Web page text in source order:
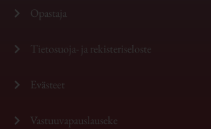
Opastaja
Tietosuoja- ja rekisteriseloste
Evästeet
Vastuuvapauslauseke